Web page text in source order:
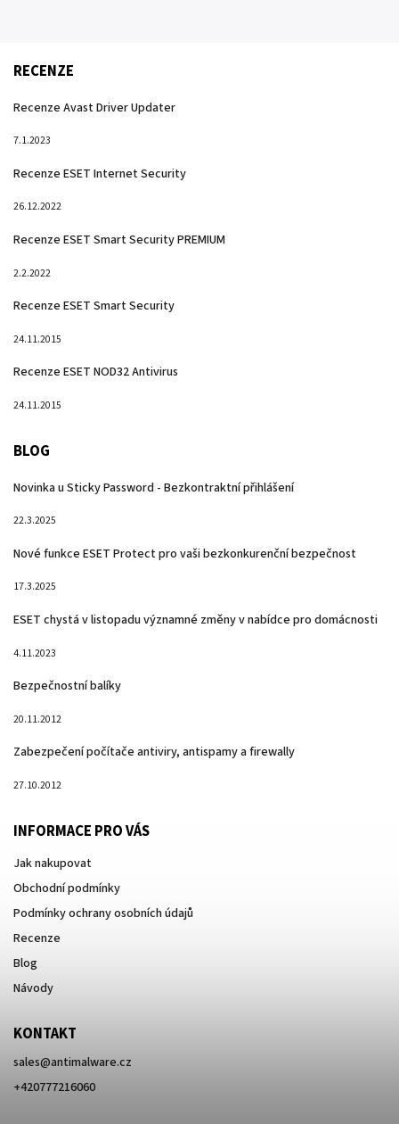
RECENZE
Recenze Avast Driver Updater
7.1.2023
Recenze ESET Internet Security
26.12.2022
Recenze ESET Smart Security PREMIUM
2.2.2022
Recenze ESET Smart Security
24.11.2015
Recenze ESET NOD32 Antivirus
24.11.2015
BLOG
Novinka u Sticky Password - Bezkontraktní přihlášení
22.3.2025
Nové funkce ESET Protect pro vaši bezkonkurenční bezpečnost
17.3.2025
ESET chystá v listopadu významné změny v nabídce pro domácnosti
4.11.2023
Bezpečnostní balíky
20.11.2012
Zabezpečení počítače antiviry, antispamy a firewally
27.10.2012
INFORMACE PRO VÁS
Jak nakupovat
Obchodní podmínky
Podmínky ochrany osobních údajů
Recenze
Blog
Návody
KONTAKT
sales@antimalware.cz
+420777216060